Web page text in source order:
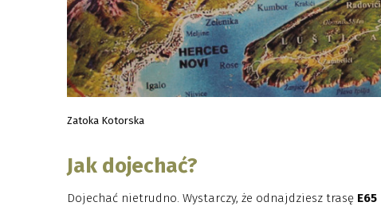
Zatoka Kotorska
Jak dojechać?
Dojechać nietrudno. Wystarczy, że odnajdziesz trasę E65